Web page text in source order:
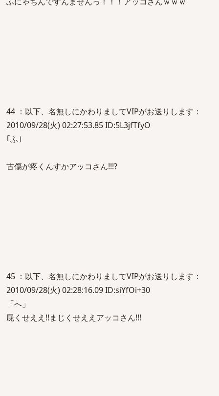
44 ：以下、名無しにかわりましてVIPがお送りします：
2010/09/28(火) 02:27:53.85 ID:5L3jfTfyO
｢ふ｣
古傷が疼くんすかアッコさん!!!?
45 ：以下、名無しにかわりましてVIPがお送りします：
2010/09/28(火) 02:28:16.09 ID:siYfOi+30
「へ」
屁くせええ!!まじくせええアッコさん!!!